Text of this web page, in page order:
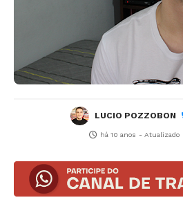
LUCIO POZZOBON
há 10 anos - Atualizado